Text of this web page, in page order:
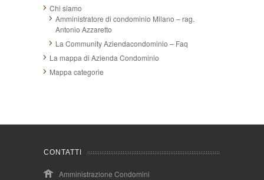
Chi siamo
Amministratore di condominio Milano – rag.
Antonio Azzaretto
La Community Aziendacondominio – Faq
La mappa di Azienda Condominio
Mappa categorie
CONTATTI
Amministrazione Condomini